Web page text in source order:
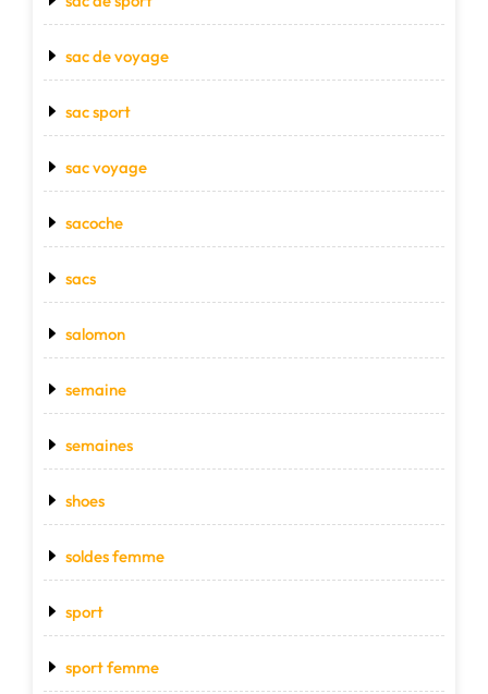
sac de voyage
sac sport
sac voyage
sacoche
sacs
salomon
semaine
semaines
shoes
soldes femme
sport
sport femme